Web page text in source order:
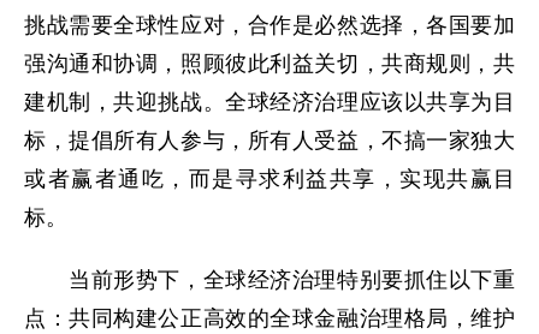
挑战需要全球性应对，合作是必然选择，各国要加
强沟通和协调，照顾彼此利益关切，共商规则，共
建机制，共迎挑战。全球经济治理应该以共享为目
标，提倡所有人参与，所有人受益，不搞一家独大
或者赢者通吃，而是寻求利益共享，实现共赢目
标。
当前形势下，全球经济治理特别要抓住以下重
点：共同构建公正高效的全球金融治理格局，维护